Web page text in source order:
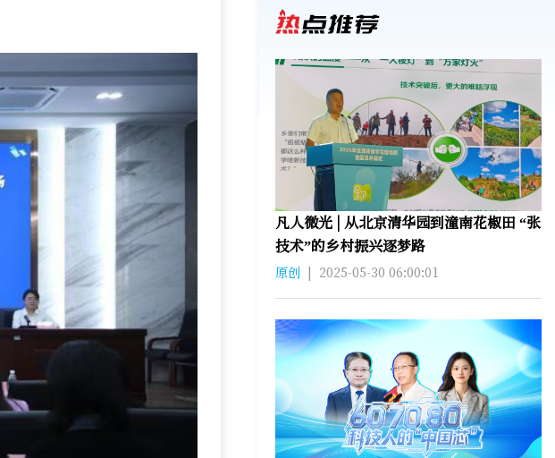
凡人微光 | 从北京清华园到潼南花椒田 “张
技术”的乡村振兴逐梦路
原创 | 2025-05-30 06:00:01